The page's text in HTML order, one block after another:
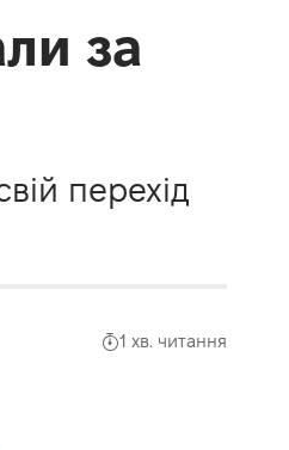
за
перехід
1 хв. читання